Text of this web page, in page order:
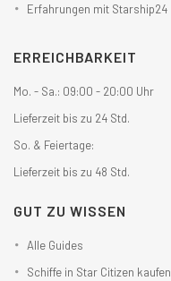
Erfahrungen mit Starship24
ERREICHBARKEIT
Mo. - Sa.: 09:00 - 20:00 Uhr
Lieferzeit bis zu 24 Std.
So. & Feiertage:
Lieferzeit bis zu 48 Std.
GUT ZU WISSEN
Alle Guides
Schiffe in Star Citizen kaufen